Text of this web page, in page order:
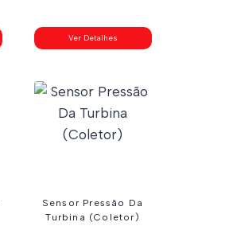
Ver Detalhes
Sensor Pressão Da
Turbina (Coletor)